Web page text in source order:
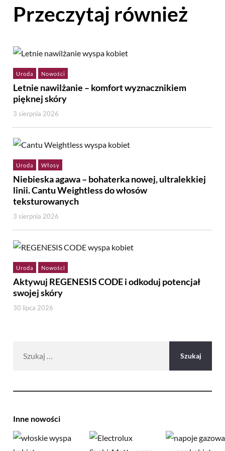
Przeczytaj również
Uroda Nowości
Letnie nawilżanie – komfort wyznacznikiem
pięknej skóry
3 sierpnia 2026
Uroda Włosy
Niebieska agawa – bohaterka nowej, ultralekkiej
linii. Cantu Weightless do włosów
teksturowanych
3 sierpnia 2026
Uroda Nowości
Aktywuj REGENESIS CODE i odkoduj potencjał
swojej skóry
30 lipca 2026
Inne nowości